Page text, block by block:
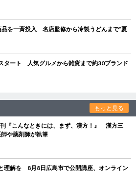
品を一斉投入 名店監修から冷製うどんまで“夏
タート 人気グルメから雑貨まで約30ブランド
もっと見る
『こんなときには、まず、漢方！』 漢方三
や薬剤師が執筆
理解を 8月8日広島市で公開講座、オンライン